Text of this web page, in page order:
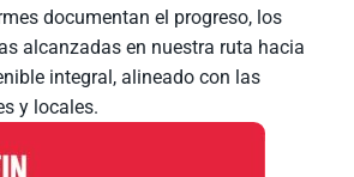
documentan el progreso, los
alcanzadas en nuestra ruta hacia
integral, alineado con las
y locales.